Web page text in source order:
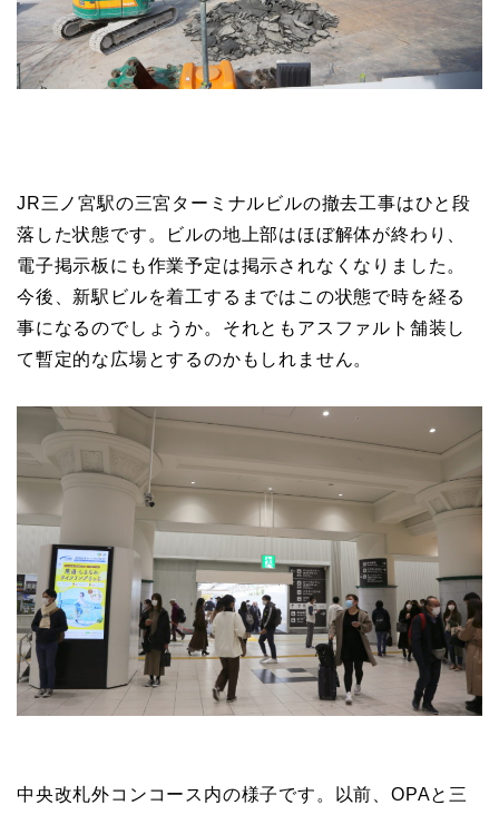
JR三ノ宮駅の三宮ターミナルビルの撤去工事はひと段
落した状態です。ビルの地上部はほぼ解体が終わり、
電子掲示板にも作業予定は掲示されなくなりました。
今後、新駅ビルを着工するまではこの状態で時を経る
事になるのでしょうか。それともアスファルト舗装し
て暫定的な広場とするのかもしれません。
中央改札外コンコース内の様子です。以前、OPAと三